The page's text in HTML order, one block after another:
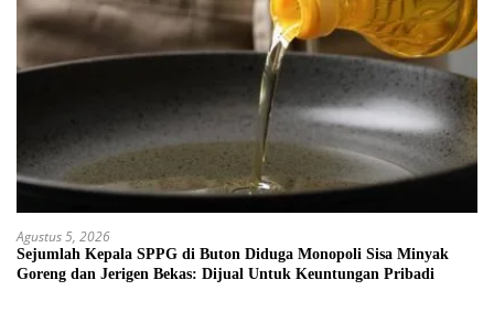
Agustus 5, 2026
Sejumlah Kepala SPPG di Buton Diduga Monopoli Sisa Minyak
Goreng dan Jerigen Bekas: Dijual Untuk Keuntungan Pribadi